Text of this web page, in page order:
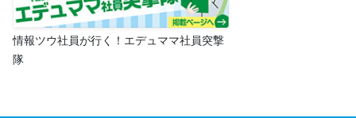
情報ツウ社員が行く！エデュママ社員突撃
隊